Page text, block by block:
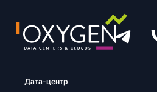
Дата-центр